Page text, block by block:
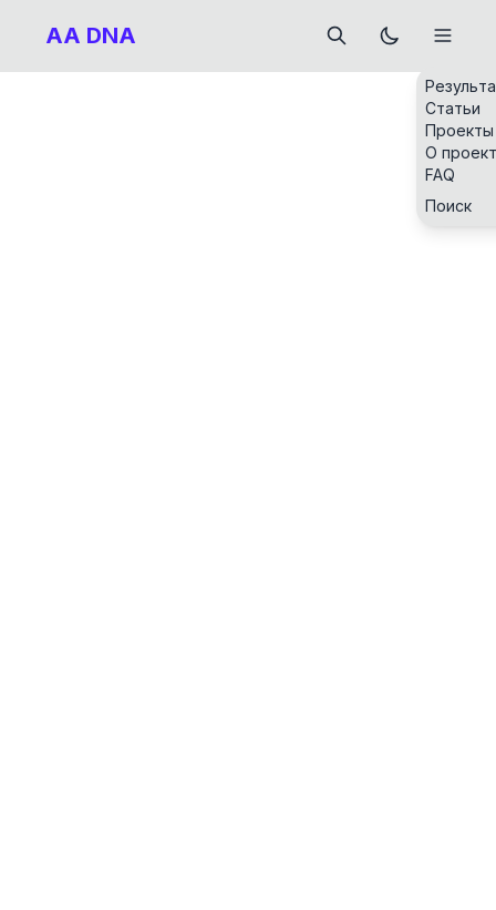
AA DNA
Статьи
Проекты
О
FAQ
Поиск